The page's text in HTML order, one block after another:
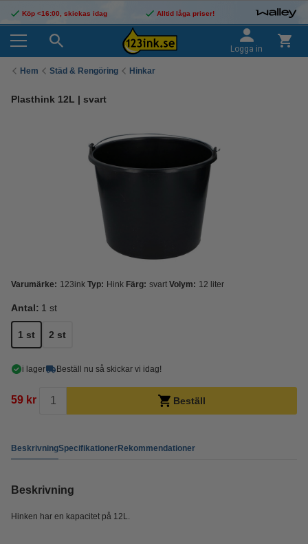
Köp <16:00, skickas idag Alltid låga priser!
Logga in
Hem Städ & Rengöring Hinkar
Plasthink 12L | svart
Varumärke: 123ink Typ: Hink Färg: svart Volym: 12 liter
Antal: 1 st
1 st 2 st
i lager Beställ nu så skickar vi idag!
59 kr Beställ
BeskrivningSpecifikationerRekommendationer
Beskrivning
Hinken har en kapacitet på 12L.